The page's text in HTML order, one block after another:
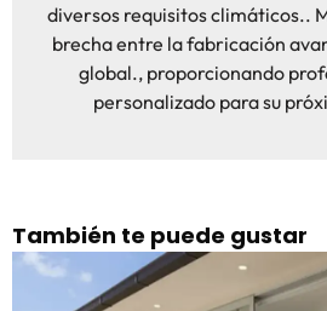
diversos requisitos climáticos..
brecha entre la fabricación
global., proporcionando
personalizado para su
También te puede gustar